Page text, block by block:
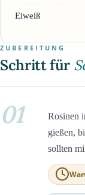
Eiweiß
ZUBEREITUNG
Schritt für
01
Rosinen
gießen,
sollten